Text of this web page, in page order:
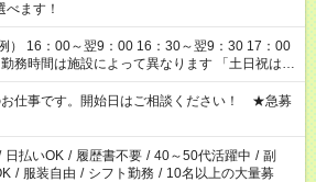
ます！
） 16：00～翌9：00 16：30～翌9：30 17：00
間は施設によって異なります 「土日祝は休
かり稼ぎたい」 「もう少し遅い時間から始めた
あったお仕事をご案内いたします。 ※未経験
2ヶ月間は日中での仕事を経験いただき、 お
なります。 ★家庭の都合でお休みが
慮なくご相談ください。
お仕事です。開始日はご相談ください！ ★急募
日払いOK / 履歴書不要 / 40～50代活躍中 / 副
/ 服装自由 / シフト勤務 / 10名以上の大量募